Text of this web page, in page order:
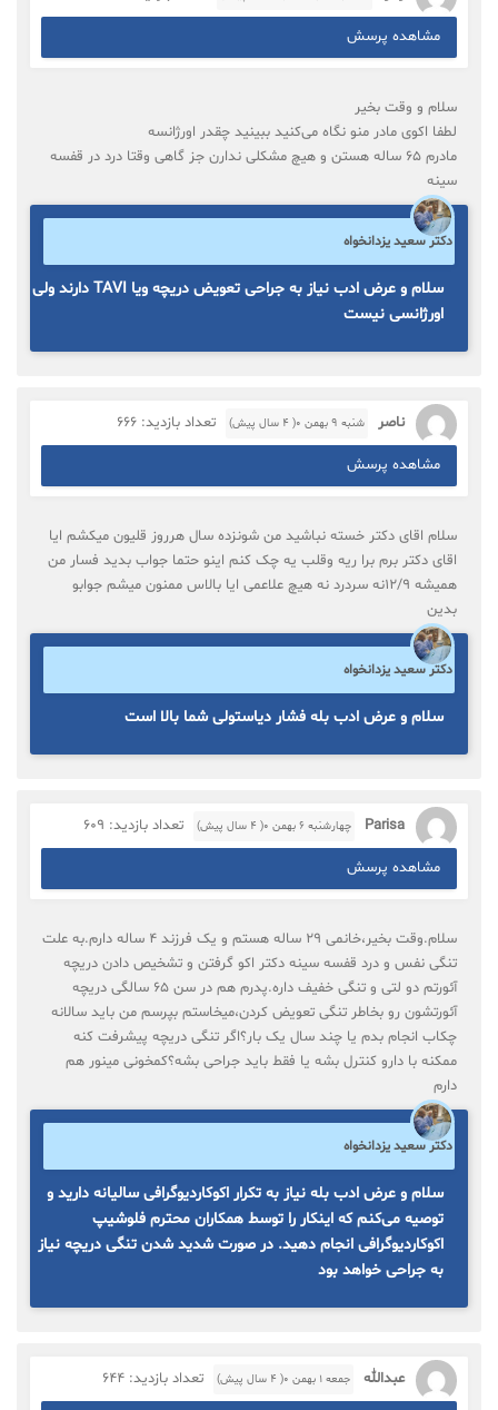
مشاهده پرسش
سلام و وقت بخیر
لطفا اکوی مادر منو نگاه می‌کنید ببینید چقدر اورژانسه
مادرم ۶۵ ساله هستن و هیچ مشکلی ندارن جز گاهی وقتا درد در قفسه
سینه
دکتر سعید یزدانخواه
سلام و عرض ادب نیاز به جراحی تعویض دریچه ویا TAVI دارند ولی
اورژانسی نیست
ناصر شنبه ۹ بهمن ۰( 4 سال پیش) تعداد بازدید: 666
مشاهده پرسش
سلام اقای دکتر خسته نباشید من شونزده سال هرروز قلیون میکشم ایا
اقای دکتر برم برا ریه وقلب یه چک کنم اینو حتما جواب بدید فسار من
همیشه 12/9نه سردرد نه هیچ علاعمی ایا بالاس ممنون میشم جوابو
بدین
دکتر سعید یزدانخواه
سلام و عرض ادب بله فشار دیاستولی شما بالا است
Parisa چهارشنبه ۶ بهمن ۰( 4 سال پیش) تعداد بازدید: 609
مشاهده پرسش
سلام.وقت بخیر،خانمی ۲۹ ساله هستم و یک فرزند ۴ ساله دارم.به علت
تنگی نفس و درد قفسه سینه دکتر اکو گرفتن و تشخیص دادن دریچه
آئورتم دو لتی و تنگی خفیف داره.پدرم هم در سن ۶۵ سالگی دریچه
آئورتشون رو بخاطر تنگی تعویض کردن،میخاستم بپرسم من باید سالانه
چکاب انجام بدم یا چند سال یک بار؟اگر تنگی دریچه پیشرفت کنه
ممکنه با دارو کنترل بشه یا فقط باید جراحی بشه؟کمخونی مینور هم
دارم
دکتر سعید یزدانخواه
سلام و عرض ادب بله نیاز به تکرار اکوکاردیوگرافی سالیانه دارید و
توصیه می‌کنم که اینکار را توسط همکاران محترم فلوشیپ
اکوکاردیوگرافی انجام دهید. در صورت شدید شدن تنگی دریچه نیاز
به جراحی خواهد بود
عبدالله جمعه ۱ بهمن ۰( 4 سال پیش) تعداد بازدید: 644